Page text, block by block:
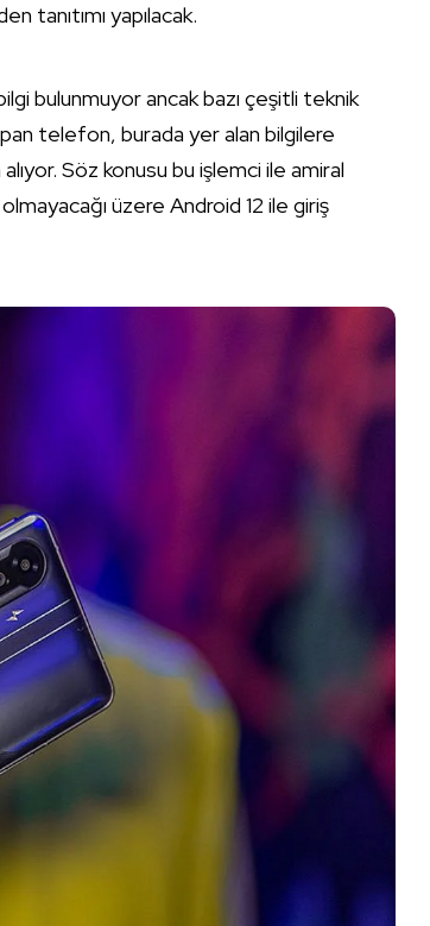
tanıtımı yapılacak.
bulunmuyor ancak bazı çeşitli teknik
telefon, burada yer alan bilgilere
Söz konusu bu işlemci ile amiral
üzere Android 12 ile giriş